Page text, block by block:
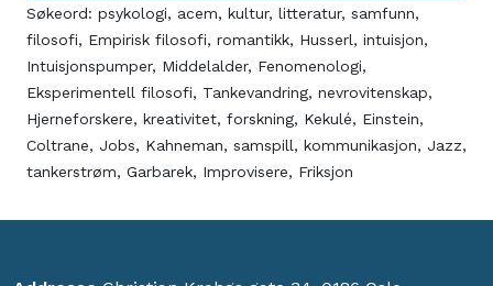
Søkeord: psykologi, acem, kultur, litteratur, samfunn,
filosofi, Empirisk filosofi, romantikk, Husserl, intuisjon,
Intuisjonspumper, Middelalder, Fenomenologi,
Eksperimentell filosofi, Tankevandring, nevrovitenskap,
Hjerneforskere, kreativitet, forskning, Kekulé, Einstein,
Coltrane, Jobs, Kahneman, samspill, kommunikasjon, Jazz,
tankerstrøm, Garbarek, Improvisere, Friksjon